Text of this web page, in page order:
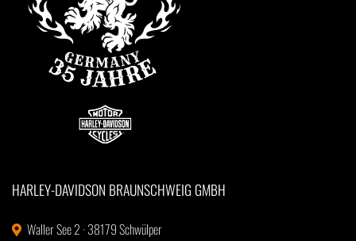
HARLEY-DAVIDSON BRAUNSCHWEIG GMBH
Waller See 2 · 38179 Schwülper